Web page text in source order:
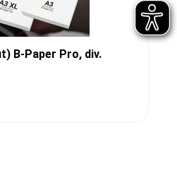
B-Paper Pro, div.